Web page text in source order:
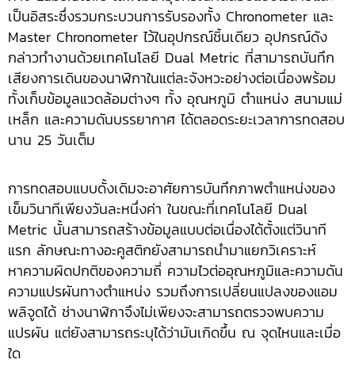
เป็นอิสระซึ่งรวมกระบวนการรับรองทั้ง Chronometer และ
Master Chronometer ไว้ในอุปกรณ์ชิ้นเดียว อุปกรณ์ดัง
กล่าวทำงานด้วยเทคโนโลยี Dual Metric ที่สามารถบันทึก
เสียงการเดินของนาฬิกาในแต่ละจังหวะอย่างต่อเนื่องพร้อม
ทั้งเก็บข้อมูลแวดล้อมต่างๆ ทั้ง อุณหภูมิ ตำแหน่ง สนามแม่
เหล็ก และความดันบรรยากาศ ได้ตลอดระยะเวลาการทดสอบ
นาน 25 วันเต็ม
การทดสอบแบบดั้งเดิมจะอาศัยการบันทึกภาพตำแหน่งของ
เข็มวินาทีเพียงวันละหนึ่งค่า ในขณะที่เทคโนโลยี Dual
Metric นั้นสามารถสร้างข้อมูลแบบต่อเนื่องได้ตั้งแต่วินาที
แรก ลักษณะทางอะคูสติกยังสามารถนำมาแยกวิเคราะห์
หาความผิดปกติของความถี่ ความไวต่ออุณหภูมิและความดัน
ความแปรผันทางตำแหน่ง รวมถึงการเปลี่ยนแปลงของแอม
พลิจูดได้ ช่างนาฬิกาจึงไม่เพียงจะสามารถตรวจพบความ
แปรผัน แต่ยังสามารถระบุได้ว่ามันเกิดขึ้น ณ จุดไหนและเมื่อ
ใด